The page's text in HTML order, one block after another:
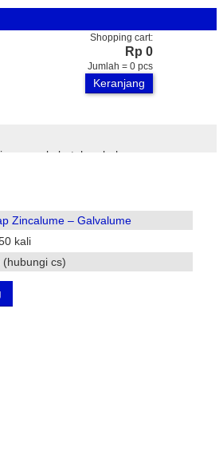
Shopping cart:
Rp 0
Jumlah = 0 pcs
Keranjang
kebutuhan bahan
atap zincalume, plafon
Zincalume – Galvalume
kali
(hubungi cs)